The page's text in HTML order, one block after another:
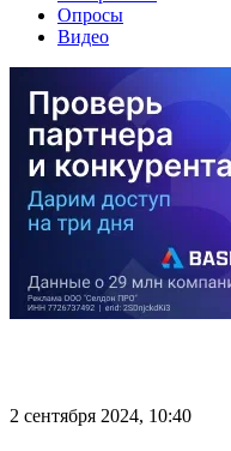
Опросы
Видео
2 сентября 2024, 10:40